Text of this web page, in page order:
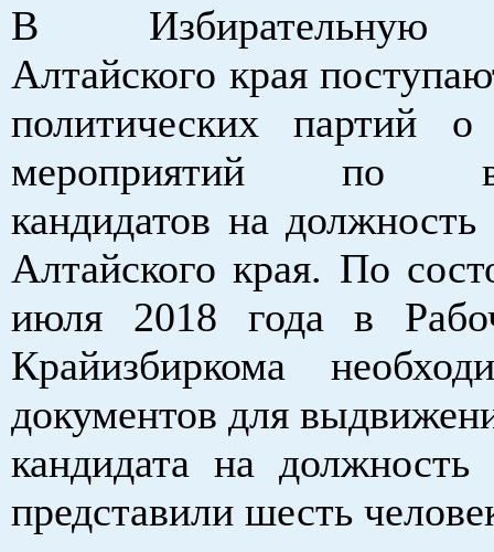
В Избирательную
Алтайского края
политических партий о
мероприятий по
кандидатов на должность
Алтайского края. По
июля 2018 года в
Крайизбиркома
документов для
кандидата на должность
представили шесть